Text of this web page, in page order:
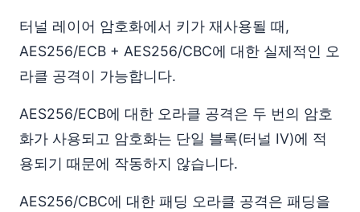
터널 레이어 암호화에서 키가 재사용될 때,
AES256/ECB + AES256/CBC에 대한 실제적인 오
라클 공격이 가능합니다.
AES256/ECB에 대한 오라클 공격은 두 번의 암호
화가 사용되고 암호화는 단일 블록(터널 IV)에 적
용되기 때문에 작동하지 않습니다.
AES256/CBC에 대한 패딩 오라클 공격은 패딩을